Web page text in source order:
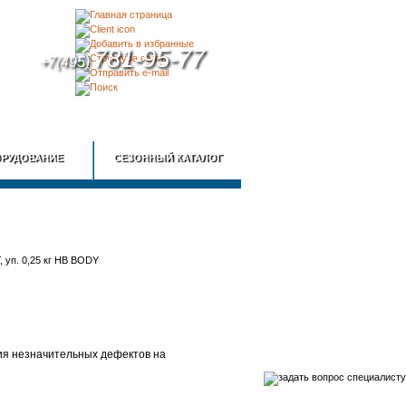
+7(495)781-95-77
СЕЗОННЫЙ КАТАЛОГ
незначительных дефектов на